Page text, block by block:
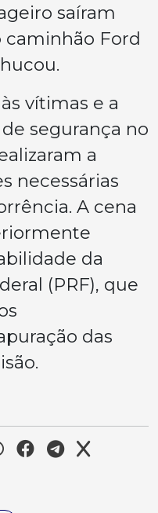
saíram
caminhão Ford
vítimas e a
segurança no
a
necessárias
A cena
da
(PRF), que
das